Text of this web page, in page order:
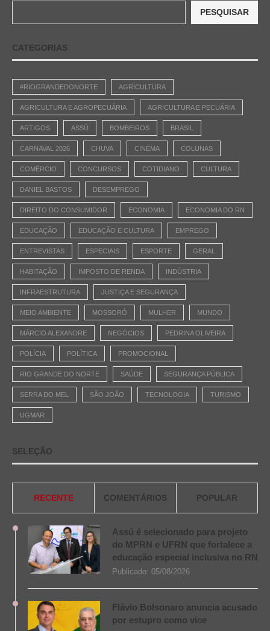
PESQUISAR
CATEGORIAS
#RIOGRANDEDONORTE AGRICULTURA
AGRICULTURA E AGROPECUÁRIA AGRICULTURA E PECUÁRIA
ARTIGOS ASSÚ BOMBEIROS BRASIL
CARNAVAL 2026 CHUVA CINEMA COLUNAS
COMÉRCIO CONCURSOS COTIDIANO CULTURA
DANIEL BASTOS DESEMPREGO
DIREITO DO CONSUMIDOR ECONOMIA ECONOMIA DO RN
EDUCAÇÃO EDUCAÇÃO E CULTURA EMPREGO
ENTREVISTAS ESPECIAIS ESPORTE GERAL
HABITAÇÃO IMPOSTO DE RENDA INDÚSTRIA
INFRAESTRUTURA JUSTIÇA E SEGURANÇA
MEIO AMBIENTE MOSSORÓ MULHER MUNDO
MÁRCIO ALEXANDRE NEGÓCIOS PEDRINA OLIVEIRA
POLÍCIA POLÍTICA PROMOCIONAL
RIO GRANDE DO NORTE SAÚDE SEGURANÇA PÚBLICA
SERRA DO MEL SÃO JOÃO TECNOLOGIA TURISMO
UGMAR
SELEÇÃO
RECENTE COMENTÁRIOS POPULAR
Assú é selecionado para projeto
do MPRN e UFRN que fortalece a
educação especial inclusiva no RN
Publicado: 05/08/2026
Flávio Bolsonaro anuncia acusado
por estupro como vice